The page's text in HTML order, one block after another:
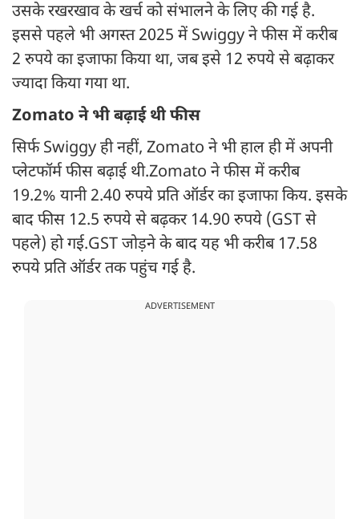
उसके रखरखाव के खर्च को संभालने के लिए की गई है.
इससे पहले भी अगस्त 2025 में Swiggy ने फीस में करीब
2 रुपये का इजाफा किया था, जब इसे 12 रुपये से बढ़ाकर
ज्यादा किया गया था.
Zomato ने भी बढ़ाई थी फीस
सिर्फ Swiggy ही नहीं, Zomato ने भी हाल ही में अपनी
प्लेटफॉर्म फीस बढ़ाई थी.Zomato ने फीस में करीब
19.2% यानी 2.40 रुपये प्रति ऑर्डर का इजाफा किय. इसके
बाद फीस 12.5 रुपये से बढ़कर 14.90 रुपये (GST से
पहले) हो गई.GST जोड़ने के बाद यह भी करीब 17.58
रुपये प्रति ऑर्डर तक पहुंच गई है.
ADVERTISEMENT